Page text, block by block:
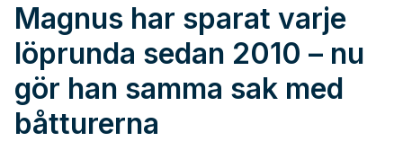
Magnus har sparat varje
löprunda sedan 2010 – nu
gör han samma sak med
båtturerna